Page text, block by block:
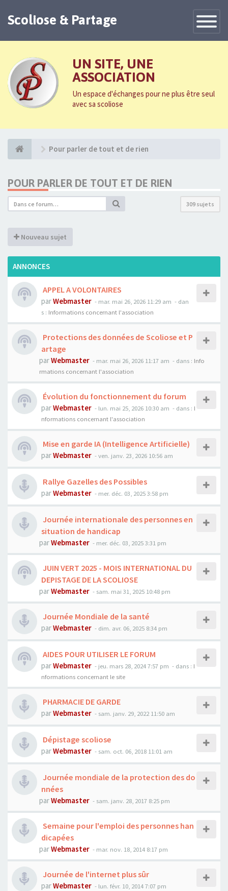
Toggle
Scoliose & Partage
UN SITE, UNE
ASSOCIATION
Un espace d'échanges pour ne plus être seul
avec sa scoliose
Pour parler de tout et de rien
POUR PARLER DE TOUT ET DE RIEN
309 sujets
Nouveau sujet
ANNONCES
APPEL A VOLONTAIRES
parWebmaster - mar. mai 26, 2026 11:29 am - dan
s : Informations concernant l'association
Protections des données de Scoliose et P
artage
parWebmaster - mar. mai 26, 2026 11:17 am - dans : Info
rmations concernant l'association
Évolution du fonctionnement du forum
parWebmaster - lun. mai 25, 2026 10:30 am - dans : I
nformations concernant l'association
Mise en garde IA (Intelligence Artificielle)
parWebmaster - ven. janv. 23, 2026 10:56 am
Rallye Gazelles des Possibles
parWebmaster - mer. déc. 03, 2025 3:58 pm
Journée internationale des personnes en
situation de handicap
parWebmaster - mer. déc. 03, 2025 3:31 pm
JUIN VERT 2025 - MOIS INTERNATIONAL DU
DEPISTAGE DE LA SCOLIOSE
parWebmaster - sam. mai 31, 2025 10:48 pm
Journée Mondiale de la santé
parWebmaster - dim. avr. 06, 2025 8:34 pm
AIDES POUR UTILISER LE FORUM
parWebmaster - jeu. mars 28, 2024 7:57 pm - dans : I
nformations concernant le site
PHARMACIE DE GARDE
parWebmaster - sam. janv. 29, 2022 11:50 am
Dépistage scoliose
parWebmaster - sam. oct. 06, 2018 11:01 am
Journée mondiale de la protection des do
nnées
parWebmaster - sam. janv. 28, 2017 8:25 pm
Semaine pour l'emploi des personnes han
dicapées
parWebmaster - mar. nov. 18, 2014 8:17 pm
Journée de l'internet plus sûr
parWebmaster - lun. févr. 10, 2014 7:07 pm